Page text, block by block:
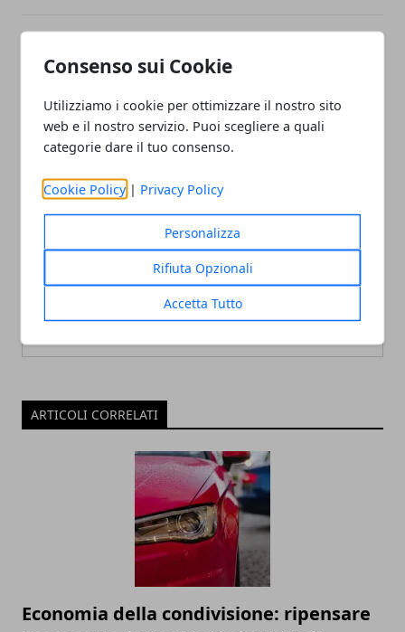
Consenso sui Cookie
Utilizziamo i cookie per ottimizzare il nostro sito
web e il nostro servizio. Puoi scegliere a quali
categorie dare il tuo consenso.
Cookie Policy | Privacy Policy
Personalizza
Rifiuta Opzionali
Accetta Tutto
Articolo Precedente
una guida all'acquisto
pensione obbligatori?
ARTICOLI CORRELATI
Economia della condivisione: ripensare